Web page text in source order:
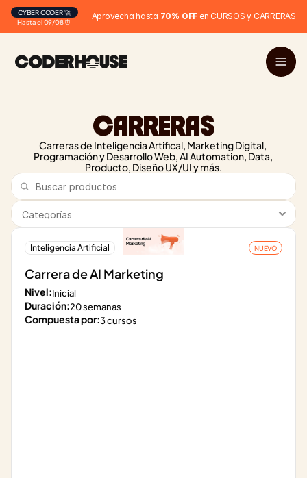
Hasta el 09/08 ⏰
CYBER CODER 🚀 Aprovecha hasta 70% OFF en CURSOS y CARRERAS
CARRERAS
Carreras de Inteligencia Artifical, Marketing Digital,
Programación y Desarrollo Web, AI Automation, Data,
Producto, Diseño UX/UI y más.
Inteligencia Artificial NUEVO
Carrera de AI Marketing
Nivel:Inicial
Duración:20 semanas
Compuesta por:3 cursos